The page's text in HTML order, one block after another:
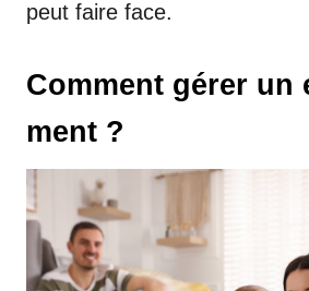
peut faire face.
Comment gérer un
ment ?